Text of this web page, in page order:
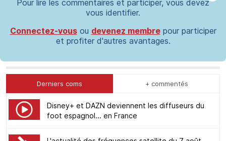
Pour lire les commentaires et participer, vous devez
vous identifier.
Connectez-vousou devenez membrepour participer
et profiter d'autres avantages.
Derniers coms + commentés
Disney+ et DAZN deviennent les diffuseurs du
foot espagnol... en France